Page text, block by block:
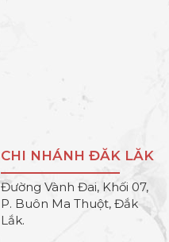
CHI NHÁNH ĐĂK LĂK
Đường Vành Đai, Khối 07,
P. Buôn Ma Thuột, Đắk
Lắk.